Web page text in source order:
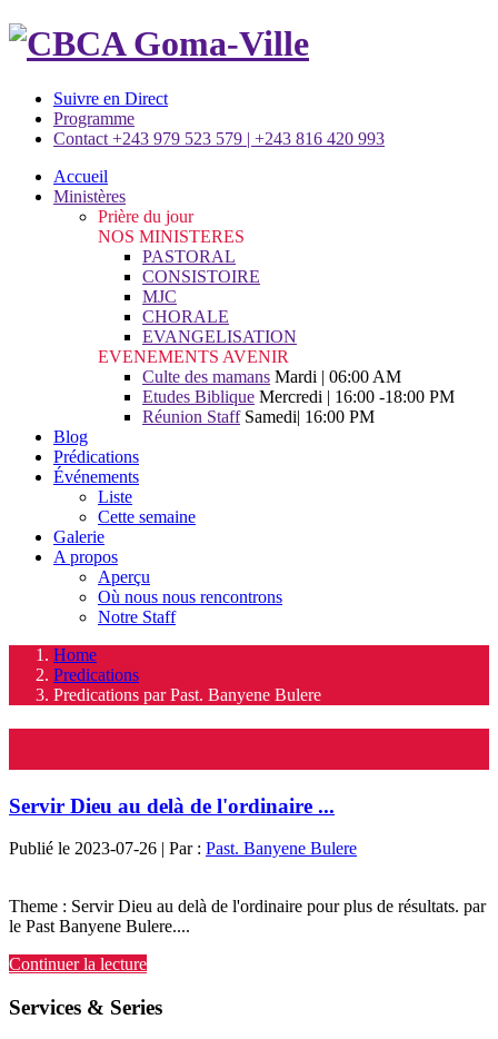
Suivre en Direct
Programme
Contact +243 979 523 579 | +243 816 420 993
Accueil
Ministères
Prière du jour
NOS MINISTERES
PASTORAL
CONSISTOIRE
MJC
CHORALE
EVANGELISATION
EVENEMENTS AVENIR
Culte des mamans Mardi | 06:00 AM
Etudes Biblique Mercredi | 16:00 -18:00 PM
Réunion Staff Samedi| 16:00 PM
Blog
Prédications
Événements
Liste
Cette semaine
Galerie
A propos
Aperçu
Où nous nous rencontrons
Notre Staff
Home
Predications
Predications par Past. Banyene Bulere
Servir Dieu au delà de l'ordinaire ...
Publié le 2023-07-26 | Par : Past. Banyene Bulere
Theme : Servir Dieu au delà de l'ordinaire pour plus de résultats. par
le Past Banyene Bulere....
Continuer la lecture
Services & Series